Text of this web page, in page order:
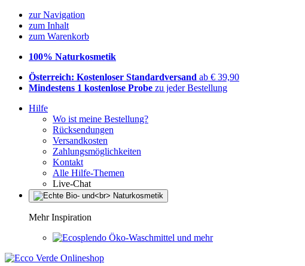
zur Navigation
zum Inhalt
zum Warenkorb
100% Naturkosmetik
Österreich: Kostenloser Standardversand ab € 39,90
Mindestens 1 kostenlose Probe zu jeder Bestellung
Hilfe
Wo ist meine Bestellung?
Rücksendungen
Versandkosten
Zahlungsmöglichkeiten
Kontakt
Alle Hilfe-Themen
Live-Chat
Mehr Inspiration
Öko-Waschmittel und mehr